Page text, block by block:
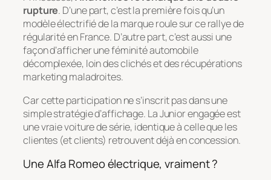
rupture. D’une part, c’est la première fois qu’un
modèle électrifié de la marque roule sur ce rallye de
régularité en France. D’autre part, c’est aussi une
façon d’afficher une féminité automobile
décomplexée, loin des clichés et des récupérations
marketing maladroites.
Car cette participation ne s’inscrit pas dans une
simple stratégie d’affichage. La Junior engagée est
une vraie voiture de série, identique à celle que les
clientes (et clients) retrouvent déjà en concession.
Une Alfa Romeo électrique, vraiment ?